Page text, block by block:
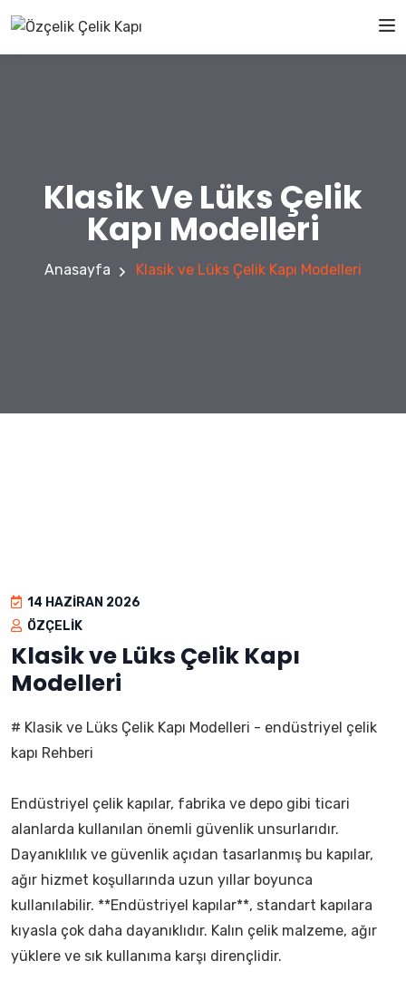
Klasik Ve Lüks Çelik
Kapı Modelleri
Anasayfa Klasik ve Lüks Çelik Kapı Modelleri
14 HAZIRAN 2026
ÖZÇELIK
Klasik ve Lüks Çelik Kapı
Modelleri
# Klasik ve Lüks Çelik Kapı Modelleri - endüstriyel çelik
kapı Rehberi
Endüstriyel çelik kapılar, fabrika ve depo gibi ticari
alanlarda kullanılan önemli güvenlik unsurlarıdır.
Dayanıklılık ve güvenlik açıdan tasarlanmış bu kapılar,
ağır hizmet koşullarında uzun yıllar boyunca
kullanılabilir. **Endüstriyel kapılar**, standart kapılara
kıyasla çok daha dayanıklıdır. Kalın çelik malzeme, ağır
yüklere ve sık kullanıma karşı dirençlidir.